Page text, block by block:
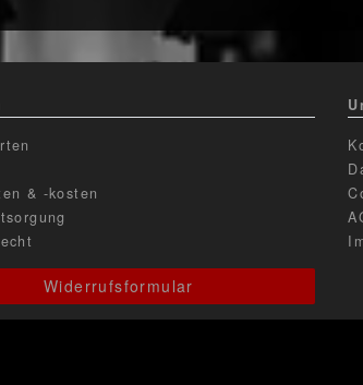
& -kosten
Widerrufsformular